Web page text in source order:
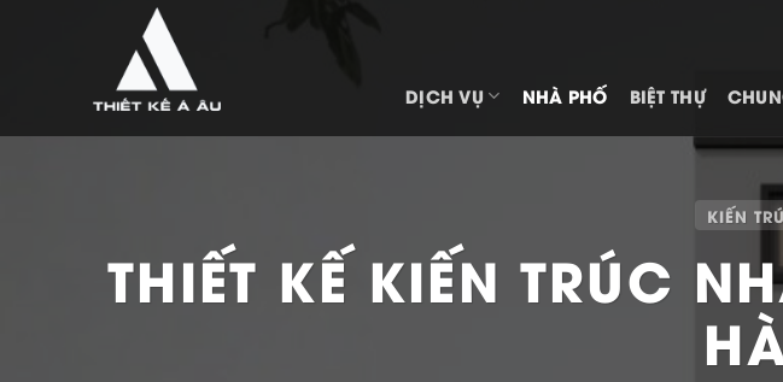
DỊCH VỤ NHÀ PHỐ BIỆT THỰ
KIẾN
THIẾT KẾ KIẾN TRÚC